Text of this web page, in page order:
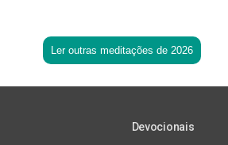
Ler outras meditações de 2026
Devocionais